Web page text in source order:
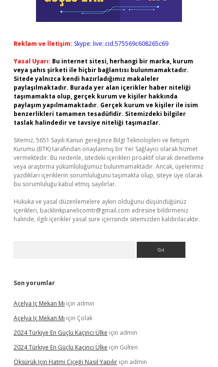
Reklam ve İletişim: Skype: live:.cid.575569c608265c69
Yasal Uyarı: Bu internet sitesi, herhangi bir marka, kurum
veya şahıs şirketi ile hiçbir bağlantısı bulunmamaktadır.
Sitede yalnızca kendi hazırladığımız makaleler
paylaşılmaktadır. Burada yer alan içerikler haber niteliği
taşımamakta olup, gerçek kurum ve kişiler hakkında
paylaşım yapılmamaktadır. Gerçek kurum ve kişiler ile isim
benzerlikleri tamamen tesadüfidir. Sitemizdeki bilgiler
taslak halindedir ve tavsiye niteliği taşımazlar.
Sitemiz, 5651 Sayılı Kanun gereğince Bilgi Teknolojileri ve İletişim
Kurumu (BTK) tarafından onaylanmış bir Yer Sağlayıcı olarak hizmet
vermektedir. Bu nedenle, sitedeki içerikleri proaktif olarak denetleme
veya araştırma yükümlülüğümüz bulunmamaktadır. Ancak, üyelerimiz
yazdıkları içeriklerin sorumluluğunu taşımakta olup, siteye üye olarak
bu sorumluluğu kabul etmiş sayılırlar.
Hukuka ve yasal düzenlemelere aykırı olduğunu düşündüğünüz
içerikleri, backlinkpanelicomtr@gmail.com adresine bildirmeniz
halinde, ilgili içerikler yasal süre içerisinde sitemizden kaldırılacaktır.
Son yorumlar
Açelya Iç Mekan Mı için admin
Açelya Iç Mekan Mı için Çolak
2024 Türkiye En Güçlü Kaçıncı Ülke için admin
2024 Türkiye En Güçlü Kaçıncı Ülke için Gülten
Öksürük Için Hatmi Çiçeği Nasıl Yapılır için admin